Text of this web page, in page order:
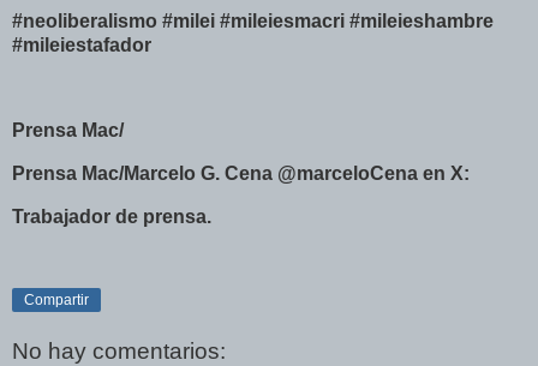
#neoliberalismo #milei #mileiesmacri #mileieshambre
#mileiestafador
Prensa Mac/
Prensa Mac/Marcelo G. Cena @marceloCena en X:
Trabajador de prensa.
Compartir
No hay comentarios: